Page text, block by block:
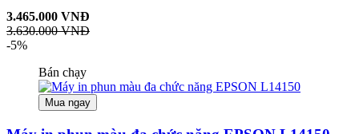
3.465.000 VNĐ
3.630.000 VNĐ
-5%
Bán chạy
Mua ngay